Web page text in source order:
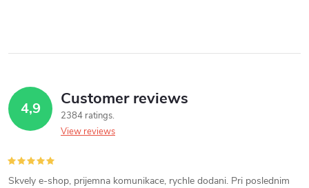
4,9 Customer reviews
2384 ratings
View reviews
Skvely e-shop, prijemna komunikace, rychle dodani. Pri poslednim